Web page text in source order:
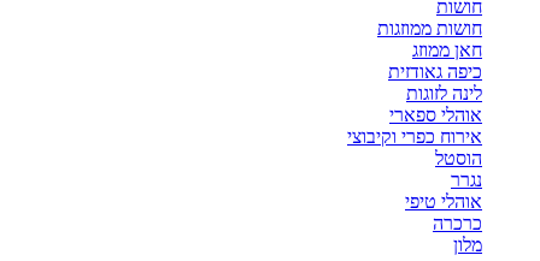
חושות
חושות ממוזגות
חאן ממוזג
כיפה גאודזית
לינה לזוגות
אוהלי ספארי
אירוח כפרי וקיבוצי
הוסטל
נגרר
אוהלי טיפי
כרכרה
מלון